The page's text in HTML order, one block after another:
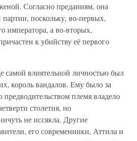
Согласно преданиям, она
партии, поскольку, во-первых,
императора, а во-вторых,
к убийству её первого
самой влиятельной личностью был
король вандалов. Ему было за
предводительством племя владело
столетия, но
не иссякла. Другие
его современники, Аттила и